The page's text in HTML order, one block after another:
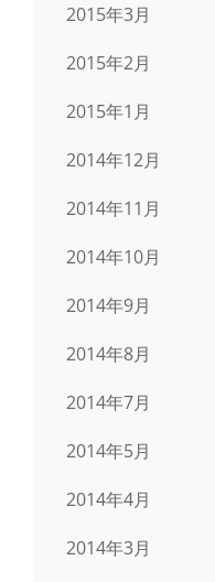
2015年3月
2015年2月
2015年1月
2014年12月
2014年11月
2014年10月
2014年9月
2014年8月
2014年7月
2014年5月
2014年4月
2014年3月